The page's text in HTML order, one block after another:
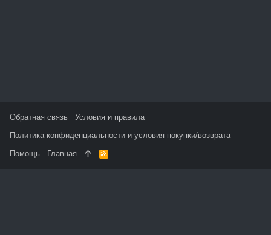
Обратная связь
Условия и правила
Политика конфиденциальности и условия покупки/возврата
Помощь
Главная
R